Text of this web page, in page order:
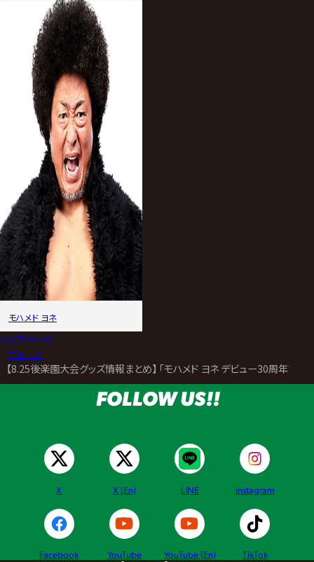
モハメド ヨネ
トップページ
ニュース
【8.25後楽園大会グッズ情報まとめ】 「モハメド ヨネ デビュー30周年記
FOLLOW US!!
X X (En) LINE Instagram
Facebook YouTube YouTube (En) TikTok